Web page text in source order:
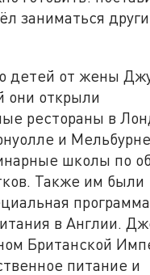
заниматься
детей от жены
они открыли
рестораны в
и
школы по
Также им были
в Англии.
Британской
питание и